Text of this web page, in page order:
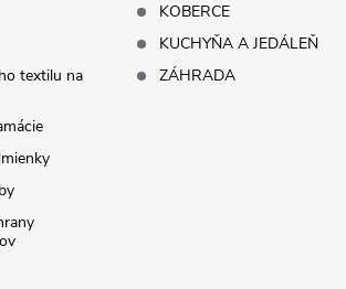
textilu na
KOBERCE
KUCHYŇA A JEDÁLEŇ
ZÁHRADA